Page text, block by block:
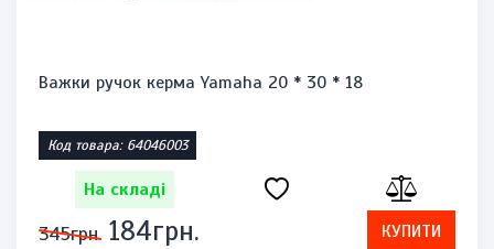
Важки ручок керма Yamaha 20 * 30 * 18
Код товара: 64046003
На складі
345грн. 184грн. КУПИТИ